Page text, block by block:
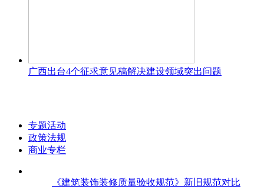
广西出台4个征求意见稿解决建设领域突出问题
专题活动
政策法规
商业专栏
《建筑装饰装修质量验收规范》新旧规范对比